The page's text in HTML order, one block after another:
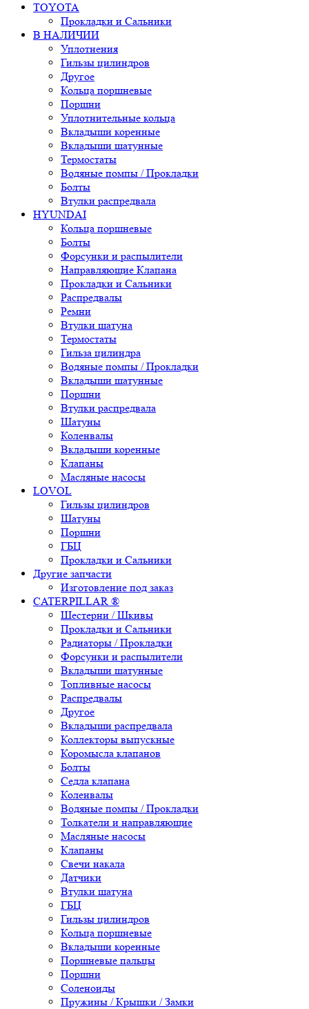
TOYOTA
Прокладки и Сальники
В НАЛИЧИИ
Уплотнения
Гильзы цилиндров
Другое
Кольца поршневые
Поршни
Уплотнительные кольца
Вкладыши коренные
Вкладыши шатунные
Термостаты
Водяные помпы / Прокладки
Болты
Втулки распредвала
HYUNDAI
Кольца поршневые
Болты
Форсунки и распылители
Направляющие Клапана
Прокладки и Сальники
Распредвалы
Ремни
Втулки шатуна
Термостаты
Гильза цилиндра
Водяные помпы / Прокладки
Вкладыши шатунные
Поршни
Втулки распредвала
Шатуны
Коленвалы
Вкладыши коренные
Клапаны
Масляные насосы
LOVOL
Гильзы цилиндров
Шатуны
Поршни
ГБЦ
Прокладки и Сальники
Другие запчасти
Изготовление под заказ
CATERPILLAR ®
Шестерни / Шкивы
Прокладки и Сальники
Радиаторы / Прокладки
Форсунки и распылители
Вкладыши шатунные
Топливные насосы
Распредвалы
Другое
Вкладыши распредвала
Коллекторы выпускные
Коромысла клапанов
Болты
Седла клапана
Коленвалы
Водяные помпы / Прокладки
Толкатели и направляющие
Масляные насосы
Клапаны
Свечи накала
Датчики
Втулки шатуна
ГБЦ
Гильзы цилиндров
Кольца поршневые
Вкладыши коренные
Поршневые пальцы
Поршни
Соленоиды
Пружины / Крышки / Замки